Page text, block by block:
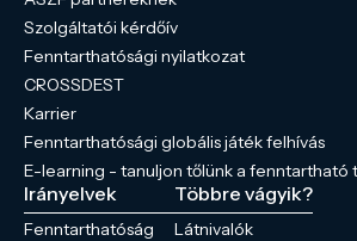
Szolgáltatói kérdőív
Fenntarthatósági nyilatkozat
CROSSDEST
Karrier
Fenntarthatósági globális játék felhívás
E-learning - tanuljon tőlünk a fenntartható
Irányelvek
Fenntarthatóság
Többre vágyik?
Látnivalók